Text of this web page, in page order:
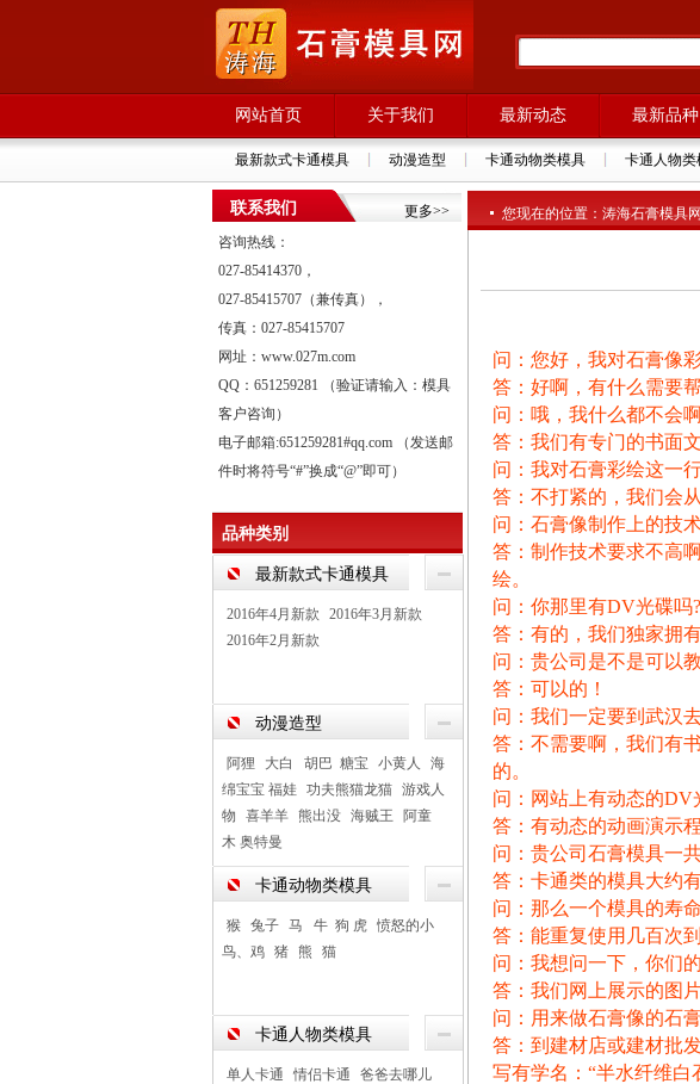
网站首页 关于我们 最新动态 最新品种
最新款式卡通模具 动漫造型 卡通动物类模具 卡通人物类
更多>>
联系我们
咨询热线：
027-85414370，
027-85415707（兼传真），
传真：027-85415707
网址：www.027m.com
QQ：651259281 （验证请输入：模具
客户咨询）
电子邮箱:651259281#qq.com （发送邮
件时将符号“#”换成“@”即可）
品种类别
最新款式卡通模具
2016年4月新款
2016年3月新款
2016年2月新款
动漫造型
阿狸 大白 胡巴 糖宝 小黄人
海
绵宝宝 福娃
功夫熊猫龙猫
游戏人
物
喜羊羊 熊出没 海贼王
阿童
木 奥特曼
卡通动物类模具
猴 兔子 马 牛 狗 虎
愤怒的小
鸟、鸡
猪 熊 猫
卡通人物类模具
单人卡通 情侣卡通
爸爸去哪儿
您现在的位置：涛海石膏模具
问：您好，我对石膏像
答：好啊，有什么需要
问：哦，我什么都不会
答：我们有专门的书面
问：我对石膏彩绘这一
答：不打紧的，我们会
问：石膏像制作上的技
答：制作技术要求不高
绘。
问：你那里有DV光碟吗?
答：有的，我们独家拥
问：贵公司是不是可以
答：可以的！
问：我们一定要到武汉
答：不需要啊，我们有
的。
问：网站上有动态的DV
答：有动态的动画演示程
问：贵公司石膏模具一
答：卡通类的模具大约
问：那么一个模具的寿
答：能重复使用几百次
问：我想问一下，你们
答：我们网上展示的图
问：用来做石膏像的石
答：到建材店或建材批
写有学名：“半水纤维白